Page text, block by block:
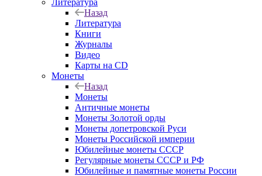
Литература
Назад
Литература
Книги
Журналы
Видео
Карты на CD
Монеты
Назад
Монеты
Античные монеты
Монеты Золотой орды
Монеты допетровской Руси
Монеты Российской империи
Юбилейные монеты СССР
Регулярные монеты СССР и РФ
Юбилейные и памятные монеты России